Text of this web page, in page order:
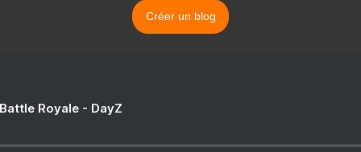
Créer un blog
Royale - DayZ